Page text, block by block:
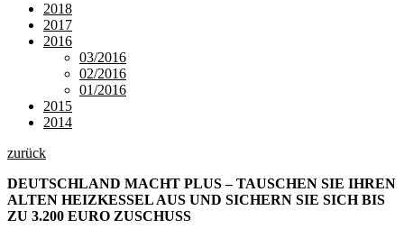
2018
2017
2016
03/2016
02/2016
01/2016
2015
2014
zurück
DEUTSCHLAND MACHT PLUS – TAUSCHEN SIE IHREN
ALTEN HEIZKESSEL AUS UND SICHERN SIE SICH BIS
ZU 3.200 EURO ZUSCHUSS